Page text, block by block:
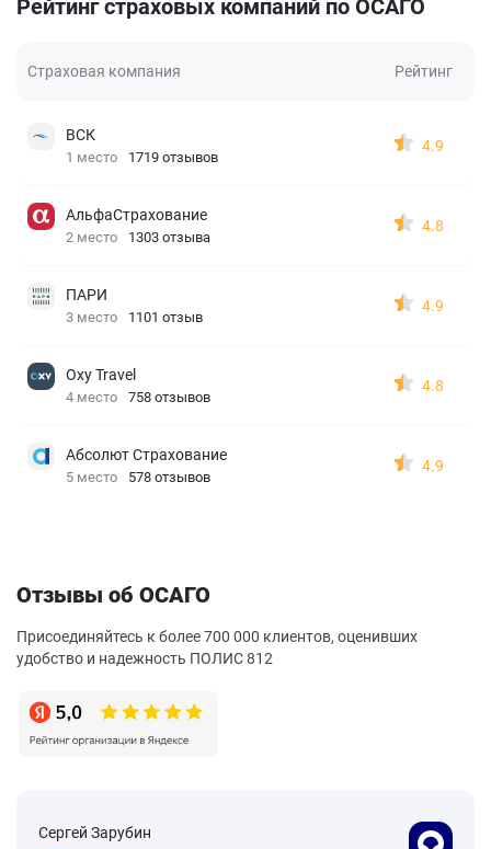
Рейтинг страховых компаний по ОСАГО
Страховая компания Рейтинг
ВСК
1 место 1719 отзывов
4.9
АльфаСтрахование
2 место 1303 отзыва
4.8
ПАРИ
3 место 1101 отзыв
4.9
Oxy Travel
4 место 758 отзывов
4.8
Абсолют Страхование
5 место 578 отзывов
4.9
Отзывы об ОСАГО
Присоединяйтесь к более 700 000 клиентов, оценивших
удобство и надежность ПОЛИС 812
Сергей Зарубин